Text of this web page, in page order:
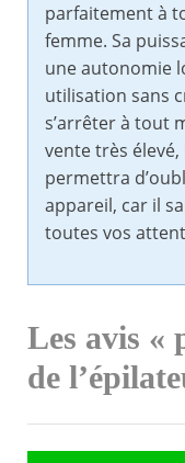
parfaitement à
femme. Sa
une autonomie
utilisation sans
s’arrêter à tout
vente très
permettra
appareil, car il
toutes vos
Les avis «
de